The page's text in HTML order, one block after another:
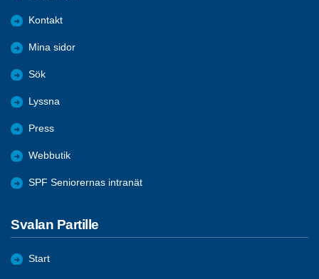
Kontakt
Mina sidor
Sök
Lyssna
Press
Webbutik
SPF Seniorernas intranät
Svalan Partille
Start